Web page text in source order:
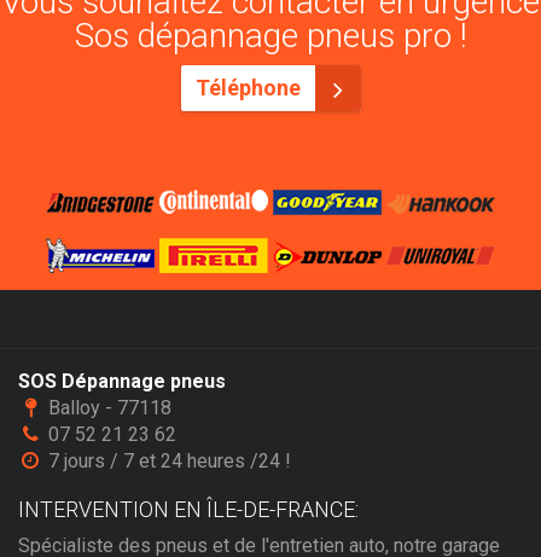
Sos dépannage pneus pro !
Téléphone
SOS Dépannage pneus
Balloy - 77118
07 52 21 23 62
7 jours / 7 et 24 heures /24 !
INTERVENTION EN ÎLE-DE-FRANCE:
Spécialiste des pneus et de l'entretien auto, notre garage